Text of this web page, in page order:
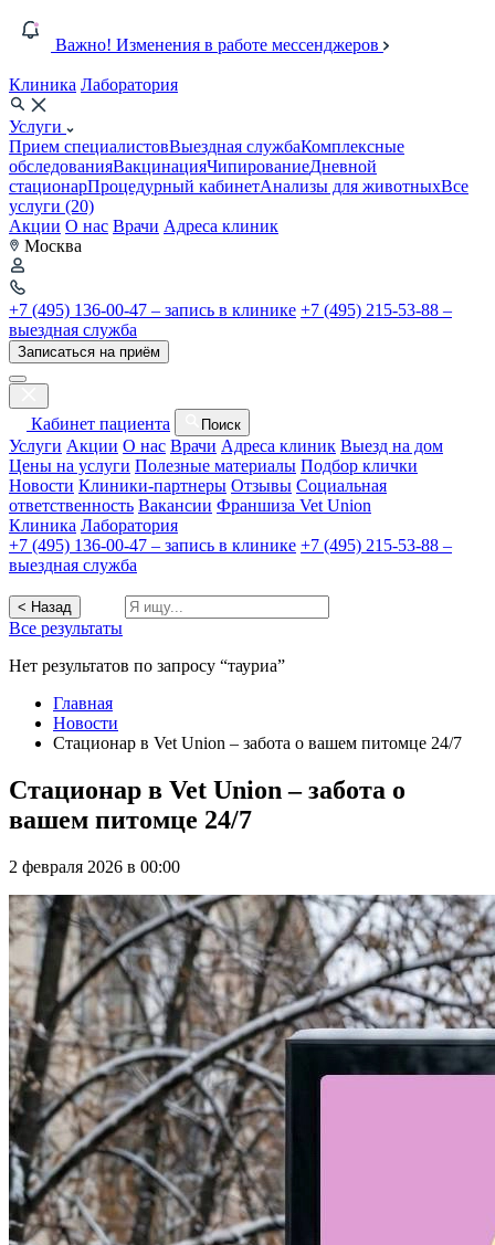
Важно! Изменения в работе мессенджеров
Клиника Лаборатория
Услуги
Прием специалистовВыездная службаКомплексные
обследованияВакцинацияЧипированиеДневной
стационарПроцедурный кабинетАнализы для животныхВсе
услуги (20)
Акции О нас Врачи Адреса клиник
Москва
+7 (495) 136-00-47 – запись в клинике +7 (495) 215-53-88 –
выездная служба
Записаться на приём
Кабинет пациента Поиск
Услуги Акции О нас Врачи Адреса клиник Выезд на дом
Цены на услуги Полезные материалы Подбор клички
Новости Клиники-партнеры Отзывы Социальная
ответственность Вакансии Франшиза Vet Union
Клиника Лаборатория
+7 (495) 136-00-47 – запись в клинике +7 (495) 215-53-88 –
выездная служба
< Назад
Все результаты
Нет результатов по запросу “тауриа”
Главная
Новости
Стационар в Vet Union – забота о вашем питомце 24/7
Стационар в Vet Union – забота о
вашем питомце 24/7
2 февраля 2026 в 00:00